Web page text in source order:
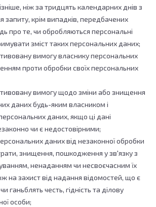
ніж за тридцять календарних днів з
запиту, крім випадків, передбачених
про те, чи обробляються персональні
зміст таких персональних даних;
вимогу власнику персональних
проти обробки своїх персональних
вимогу щодо зміни або знищення
даних будь-яким власником і
даних, якщо ці дані
чи є недостовірними;
даних від незаконної обробки
знищення, пошкодження у зв'язку з
ненаданням чи несвоєчасним їх
на захист від надання відомостей, що є
ганьблять честь, гідність та ділову
особи;